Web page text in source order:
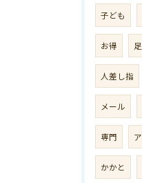
子ども
お得
人差し指
メール
専門
かかと